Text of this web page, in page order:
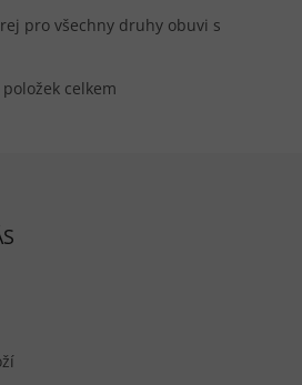
pro všechny druhy obuvi s
Ovládací prvky výpisu
položek celkem